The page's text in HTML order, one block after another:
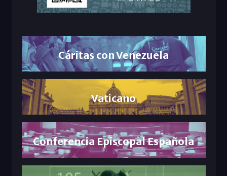
Cáritas con Venezuela
Vaticano
Conferencia Episcopal Española